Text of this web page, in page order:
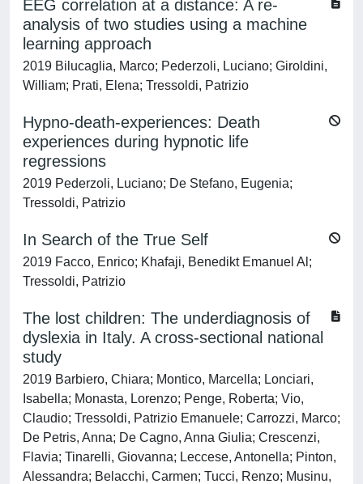
EEG correlation at a distance: A re-
analysis of two studies using a machine
learning approach
2019 Bilucaglia, Marco; Pederzoli, Luciano; Giroldini,
William; Prati, Elena; Tressoldi, Patrizio
Hypno-death-experiences: Death
experiences during hypnotic life
regressions
2019 Pederzoli, Luciano; De Stefano, Eugenia;
Tressoldi, Patrizio
In Search of the True Self
2019 Facco, Enrico; Khafaji, Benedikt Emanuel Al;
Tressoldi, Patrizio
The lost children: The underdiagnosis of
dyslexia in Italy. A cross-sectional national
study
2019 Barbiero, Chiara; Montico, Marcella; Lonciari,
Isabella; Monasta, Lorenzo; Penge, Roberta; Vio,
Claudio; Tressoldi, Patrizio Emanuele; Carrozzi, Marco;
De Petris, Anna; De Cagno, Anna Giulia; Crescenzi,
Flavia; Tinarelli, Giovanna; Leccese, Antonella; Pinton,
Alessandra; Belacchi, Carmen; Tucci, Renzo; Musinu,